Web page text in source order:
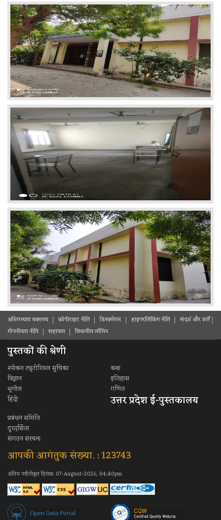
अभिगम्यता वक्तव्य कॉपीराइट नीति डिस्क्लेमर हाइपरलिंकिंग नीति
संदर्भ और शर्ते
गोपनीयता नीति
सहायता विभागीय लॉगिन
पुस्तकों की श्रेणी
स्पोकन ट्यूटोरियल सुचिका
कथा
विज्ञान
इतिहास
भूगोल
गणित
हिंदी
उत्तर प्रदेश ई-पुस्तकालय
प्रबंधन समिति
दूरदर्शिता
संगठन संरचना
आपकी आगंतुक संख्या. : 123743
अंतिम नवीनीकृत दिनांक: 07-August-2026, 04:40pm